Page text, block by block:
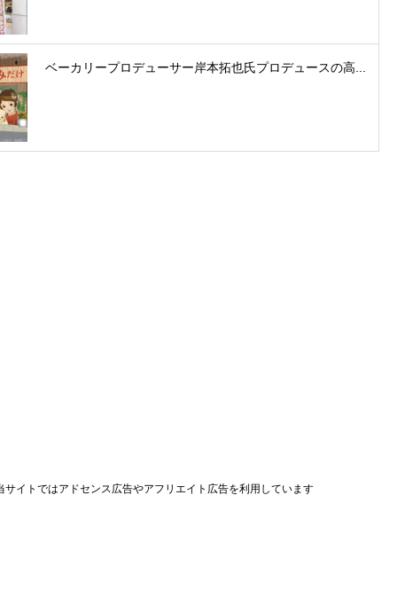
ベーカリープロデューサー岸本拓也氏プロデュースの高...
サイトではアドセンス広告やアフリエイト広告を利用しています